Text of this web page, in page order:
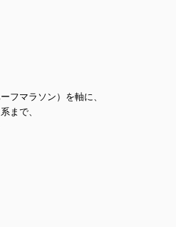
フマラソン）を軸に、
まで、